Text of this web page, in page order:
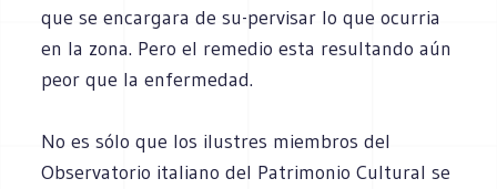
que se encargara de su-pervisar lo que ocurria
en la zona. Pero el remedio esta resultando aún
peor que la enfermedad.
No es sólo que los ilustres miembros del
Observatorio italiano del Patrimonio Cultural se